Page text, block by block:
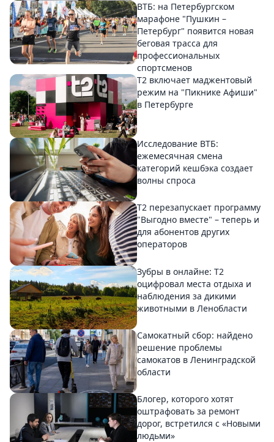
ВТБ: на Петербургском
марафоне "Пушкин –
Петербург" появится новая
беговая трасса для
профессиональных
спортсменов
Т2 включает маджентовый
режим на "Пикнике Афиши"
в Петербурге
Исследование ВТБ:
ежемесячная смена
категорий кешбэка создает
волны спроса
Т2 перезапускает программу
"Выгодно вместе" – теперь и
для абонентов других
операторов
Зубры в онлайне: Т2
оцифровал места отдыха и
наблюдения за дикими
животными в Ленобласти
Самокатный сбор: найдено
решение проблемы
самокатов в Ленинградской
области
Блогер, которого хотят
оштрафовать за ремонт
дорог, встретился с «Новыми
людьми»